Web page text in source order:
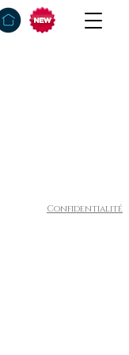
Confidentialité